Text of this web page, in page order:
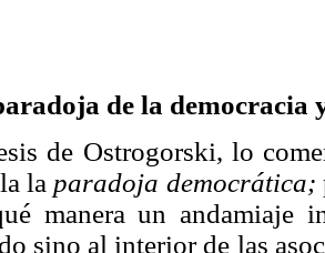
de la democracia
de Ostrogorski, lo
la paradoja democrática;
manera un andamiaje
sino al interior de las